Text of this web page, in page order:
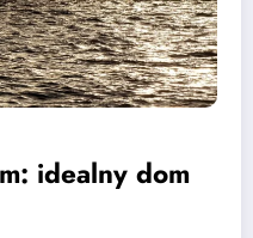
idealny dom